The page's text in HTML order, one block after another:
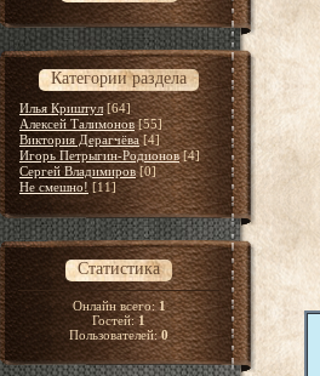
Категории раздела
Илья Криштул [64]
Алексей Талимонов [55]
Виктория Дерагчёва [4]
Игорь Петрыгин-Родионов [4]
Сергей Владимиров [0]
Не смешно! [11]
Статистика
Онлайн всего:1
Гостей:1
Пользователей:0